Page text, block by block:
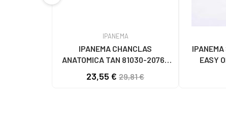
IPANEMA
IPANEMA CHANCLAS
ANATOMICA TAN 81030-20766
23,55 € 29,81 €
EASY